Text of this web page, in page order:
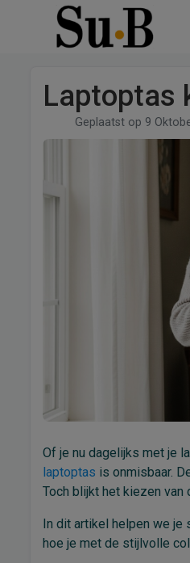
Laptoptas
Geplaatst op 9
Of je nu dagelijks met je
laptoptas is onmisbaar.
Toch blijkt het kiezen
In dit artikel helpen we je
hoe je met de stijlvolle